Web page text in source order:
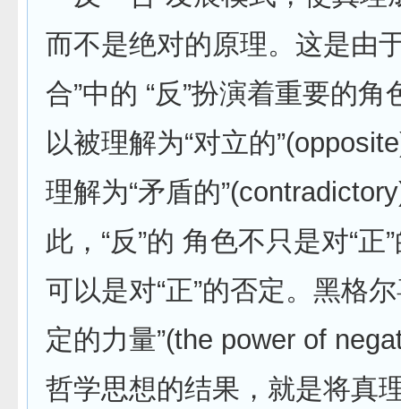
而不是绝对的原理。这是由
合”中的 “反”扮演着重要的
以被理解为“对立的
理解为“矛盾的
此，“反”的 角色不只是对“正
可以是对“正”的否定。黑格
定的力量”(the power of
哲学思想的结果，就是将真